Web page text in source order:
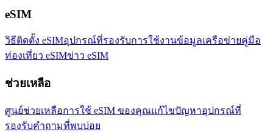
eSIM
วิธีติดตั้ง eSIMอุปกรณ์ที่รองรับการใช้งานข้อมูลเครือข่ายคู่มือ
ท่องเที่ยว eSIMข่าว eSIM
ช่วยเหลือ
ศูนย์ช่วยเหลือการใช้ eSIM ของคุณแก้ไขปัญหาอุปกรณ์ที่
รองรับคำถามที่พบบ่อย